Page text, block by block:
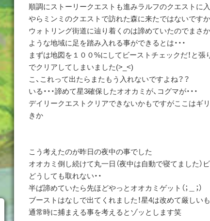
順調にストーリークエストも進みラルフのクエストに
やらミンミのクエストで訪れた森に来たではないです
ウォトリング街道に辿り着くのは諦めていたのでまさ
ような地域に足を踏み入れる事ができるとは・・・
まずは地図を１００%にしてビーストチェックだ！と
でクリアしてしまいました(>_<)
こ、これって出たらまたもう入れないですよね？？
いる・・・諦めて星3確保したオオカミが、コグマが・・・
デイリークエストクリアできないかもですがここはギ
きか
こう考えたのが昨日の夜中の事でした
オオカミ倒し続けて丸一日（夜中は自動で寝てました）
どうしても取れない・・
半ば諦めていたら先ほどやっとオオカミゲット（；＿；）
ブーストはなしで出てくれました！星4は改めて厳しい
通常時に捕まえる事を考えるとゾッとします笑